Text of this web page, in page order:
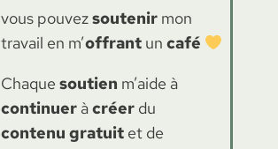
o
u
1
5
D
o
o
m
e
l
e
s
p
vous pouvezsoutenir mon
travail en m’offrantun café
Chaque soutien m’aide à
continueràcréerdu
contenu gratuitet de